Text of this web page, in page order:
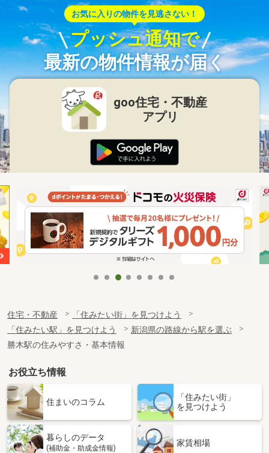
お気に入りの物件を見逃さない！
プッシュ通知で
最新の物件情報が届く
goo住宅・不動産
アプリ
住宅・不動産
「住みたい街」を見つけよう
「住みたい駅」を見つけよう
新潟県の路線から駅を選ぶ
勝木駅の住みやすさ・基本情報
お役立ち情報
住まいのコラム
「住みたい街」
を見つけよう
暮らしのデータ
(補助金・助成金情報)
家賃相場